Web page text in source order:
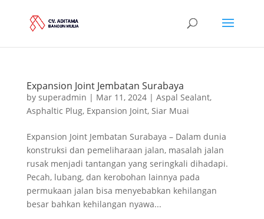
Expansion Joint Jembatan Surabaya
by superadmin | Mar 11, 2024| Aspal Sealant,
Asphaltic Plug, Expansion Joint, Siar Muai
Expansion Joint Jembatan Surabaya – Dalam dunia
konstruksi dan pemeliharaan jalan, masalah jalan
rusak menjadi tantangan yang seringkali dihadapi.
Pecah, lubang, dan kerobohan lainnya pada
permukaan jalan bisa menyebabkan kehilangan
besar bahkan kehilangan nyawa...